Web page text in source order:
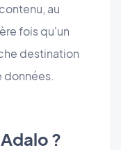
au
fois qu'un
destination
données.
?